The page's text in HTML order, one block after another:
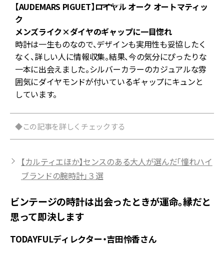
【AUDEMARS PIGUET】ロイヤル オーク オートマティッ
ク
メンズライク×ダイヤのギャップに一目惚れ
時計は一生ものなので、デザインも実用性も妥協したく
なく、詳しい人に情報収集。結果、今の気分にぴったりな
一本に出会えました。シルバーカラーのカジュアルな雰
囲気にダイヤモンドが付いているギャップにキュンと
しています。
◆この記事を詳しくチェックする
【カルティエほか】センスのある大人が選んだ「憧れハイ
ブランドの腕時計」３選
ビンテージの時計は出会ったときが運命。縁だと
思って即決します
TODAYFULディレクター・吉田怜香さん